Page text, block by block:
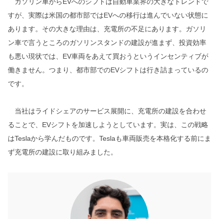
すが、実際は米国の都市部ではEVへの移行は進んでいない状態に
あります。その大きな理由は、充電所の不足にあります。ガソリ
ン車で言うところのガソリンスタンドの建設が進まず、投資効率
も悪い現状では、EV車両をあえて買おうというインセンティブが
働きません。つまり、都市部でのEVシフトは行き詰まっているの
です。
当社はライドシェアのサービス展開に、充電所の建設を合わせ
ることで、EVシフトを加速しようとしています。実は、この戦略
はTeslaから学んだものです。Teslaも車両販売を本格化する前にま
ず充電所の建設に取り組みました。